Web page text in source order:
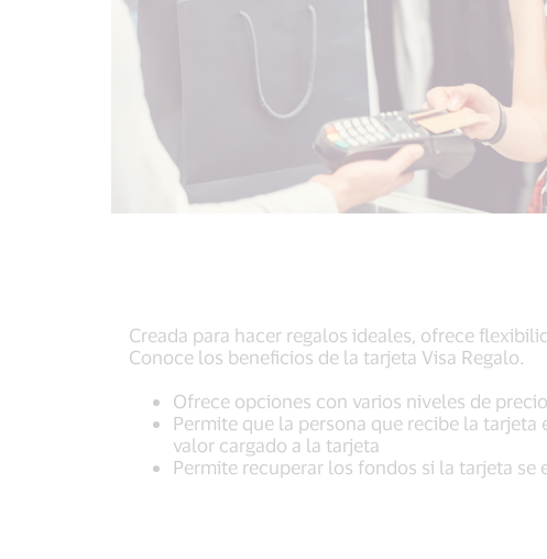
Creada para hacer regalos ideales, ofrece
Conoce los beneficios de la tarjeta Visa Regalo.
Ofrece opciones con varios niveles de
Permite que la persona que recibe la
valor cargado a la tarjeta
Permite recuperar los fondos si la tarjeta se